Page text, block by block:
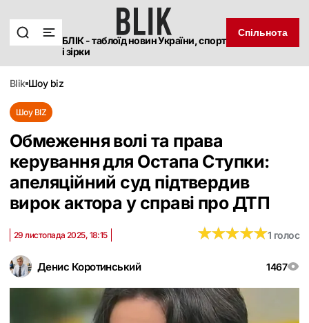
БЛІК - таблоїд новин України, спорт
і зірки
Спільнота
blik шоу biz
Шоу BIZ
Обмеження волі та права
керування для Остапа Ступки:
апеляційний суд підтвердив
вирок актора у справі про ДТП
Денис Коротинський 1467
29 листопада 2025, 18:15 ★★★★★
★★★★★1 голос